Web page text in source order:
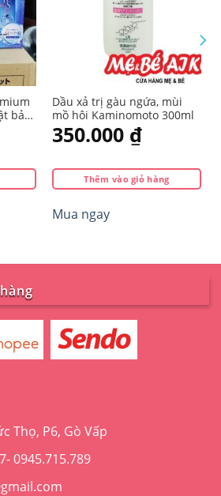
bản
Dầu xả trị gàu ngứa, mùi
mồ hôi Kaminomoto 300ml
350.000 ₫
Thêm vào giỏ hàng
Mua ngay
Thọ, P6, Gò Vấp
0945.715.789